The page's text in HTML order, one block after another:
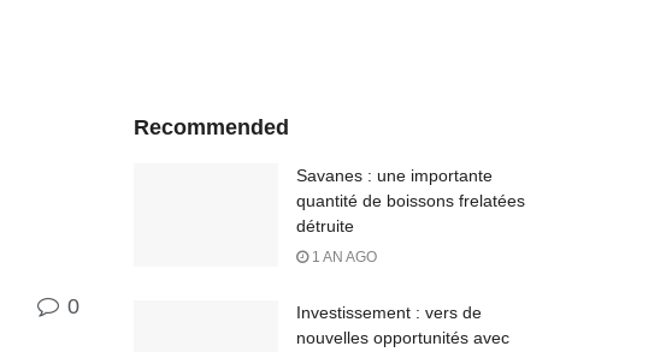
0
Recommended
Savanes : une importante
quantité de boissons frelatées
détruite
1 AN AGO
Investissement : vers de
nouvelles opportunités avec